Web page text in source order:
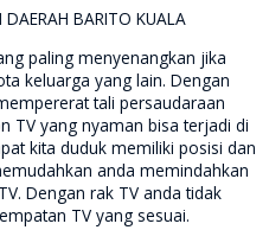
paling menyenangkan jika
keluarga yang lain. Dengan
tali persaudaraan
TV yang nyaman bisa terjadi di
kita duduk memiliki posisi dan
anda memindahkan
Dengan rak TV anda tidak
TV yang sesuai.